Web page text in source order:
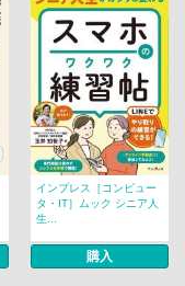
インプレス［コンピュー
タ・IT］ムック シニア人
生...
購入